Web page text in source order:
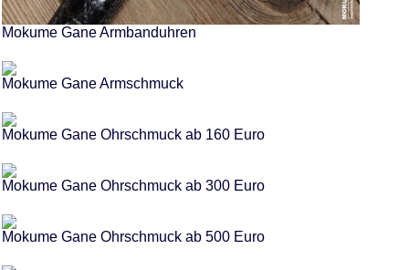
Mokume Gane Armbanduhren
Mokume Gane Armschmuck
Mokume Gane Ohrschmuck ab 160 Euro
Mokume Gane Ohrschmuck ab 300 Euro
Mokume Gane Ohrschmuck ab 500 Euro